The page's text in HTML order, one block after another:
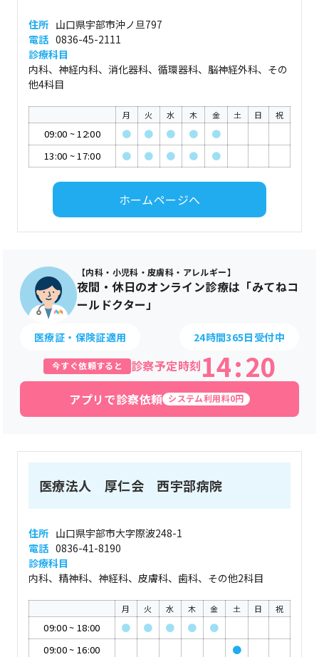
住所 山口県宇部市沖ノ旦797
電話 0836-45-2111
診療科目
内科、神経内科、消化器科、循環器科、脳神経外科、その
他4科目
月 火 水 木 金 土 日 祝
09:00 ~12:00 ● ● ● ●
●
13:00 ~17:00 ● ● ● ● ●
ホームページへ
【内科・小児科・皮膚科・アレルギー】
夜間・休日のオンライン診療は「みてねコ
ールドクター」
医療証・保険証適用 24時間365日受付中
今すぐ依頼すると 診察予定時刻14:20
アプリで診察依頼 システム利用料0円
医療法人 厚仁会 西宇部病院
住所 山口県宇部市大字際波248-1
電話 0836-41-8190
診療科目
内科、精神科、神経科、皮膚科、歯科、その他2科目
月 火 水 木 金 土 日 祝
09:00~ 18:00 ● ● ● ●
●
09:00~ 16:00 ●